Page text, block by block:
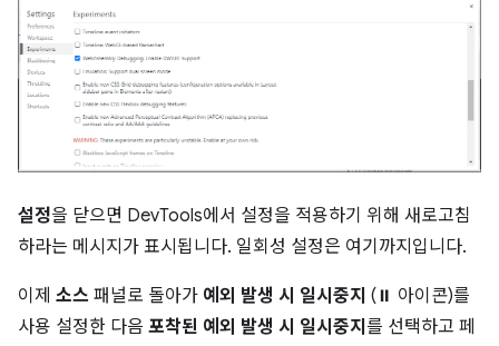
설정을 닫으면 DevTools에서 설정을 적용하기 위해 새로고침
하라는 메시지가 표시됩니다. 일회성 설정은 여기까지입니다.
이제 소스 패널로 돌아가 예외 발생 시 일시중지 (⏸ 아이콘)를
사용 설정한 다음 포착된 예외 발생 시 일시중지 를 선택하고 페